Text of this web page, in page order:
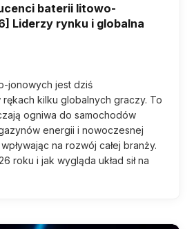
baterii litowo-
Liderzy rynku i globalna
jonowych jest dziś
kilku globalnych graczy. To
ogniwa do samochodów
energii i nowoczesnej
na rozwój całej branży.
roku i jak wygląda układ sił na